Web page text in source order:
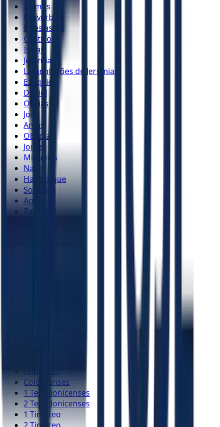
Salmos
Provérbios
Eclesiastes
Cânticos
Isaías
Jeremias
Lamentações de Jeremias
Ezequiel
Daniel
Oséias
Joel
Amós
Obadias
Jonas
Miquéias
Naum
Habacuque
Sofonias
Ageu
Zacarias
Colossenses
1 Tessalonicenses
2 Tessalonicenses
1 Timóteo